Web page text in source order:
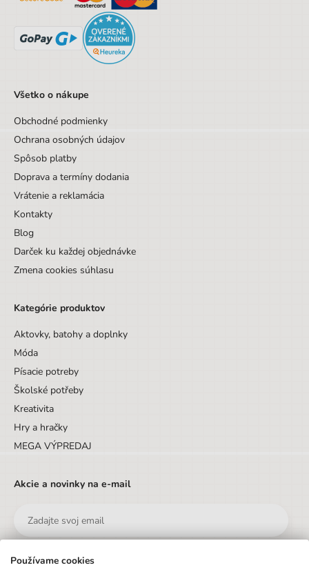
Hmotnosť
Všetko o nákupe
Obchodné podmienky
Ochrana osobných údajov
Spôsob platby
Doprava a termíny dodania
Vrátenie a reklamácia
Kontakty
Blog
Darček ku každej objednávke
Zmena cookies súhlasu
Kategórie produktov
Aktovky, batohy a doplnky
Móda
Písacie potreby
Školské potřeby
Kreativita
Hry a hračky
MEGA VÝPREDAJ
Akcie a novinky na e-mail
Používame cookies